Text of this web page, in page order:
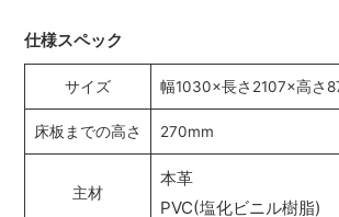
仕様スペック
サイズ 幅1030×長さ2107×高さ
床板までの高さ 270mm
主材
本革
PVC(塩化ビニル樹脂)